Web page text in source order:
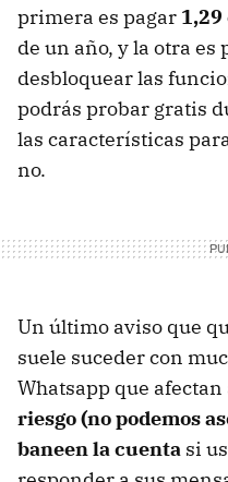
primera es pagar
de un año, y la otra es
desbloquear las
podrás probar gratis
las características
no.
Un último aviso que
suele suceder con
Whatsapp que
riesgo (no podemos
baneen la cuenta si